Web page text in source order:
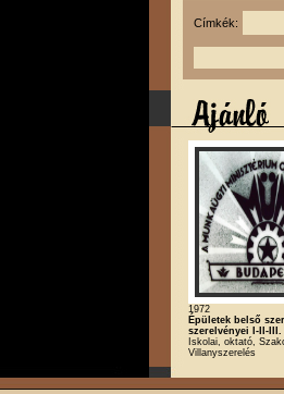
Címkék:
1972
Épületek belső
szerelvényei I-II-III.
Iskolai, oktató,
Villanyszerelés